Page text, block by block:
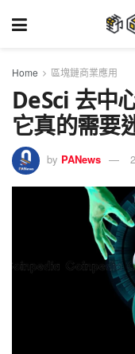
Home 區塊鏈商業應用
DeSci 去中
它真的需要
by PANews